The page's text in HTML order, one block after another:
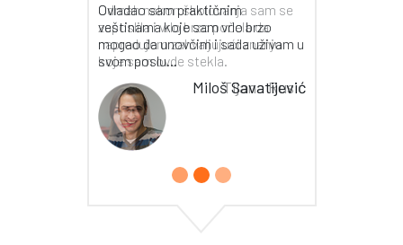
Odmah nakon školovanja sam se
zaposlila i vrlo brzo počela da
napredujem zahvaljujući znanju
koje sam ovde stekla.
Tijana Rusić